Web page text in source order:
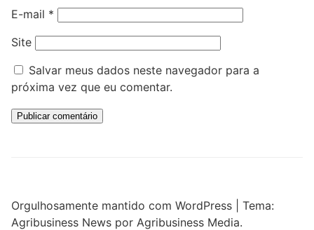
E-mail *
Site
Salvar meus dados neste navegador para a
próxima vez que eu comentar.
Orgulhosamente mantido com WordPress
Tema:
Agribusiness News por Agribusiness Media.